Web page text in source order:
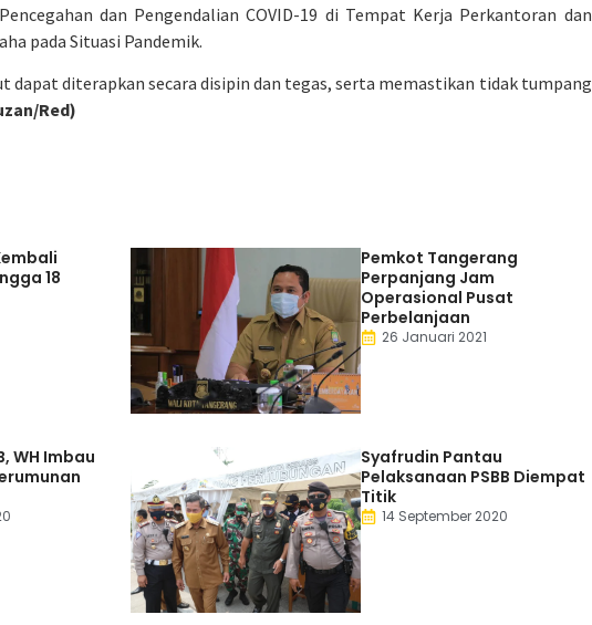
dan Pengendalian COVID-19 di Tempat Kerja Perkantoran dan
pada Situasi Pandemik.
dapat diterapkan secara disipin dan tegas, serta memastikan tidak tumpang
Red)
18
Pemkot Tangerang
Perpanjang Jam
Operasional Pusat
Perbelanjaan
26 Januari 2021
WH Imbau
Syafrudin Pantau
Pelaksanaan PSBB Diempat
Titik
14 September 2020